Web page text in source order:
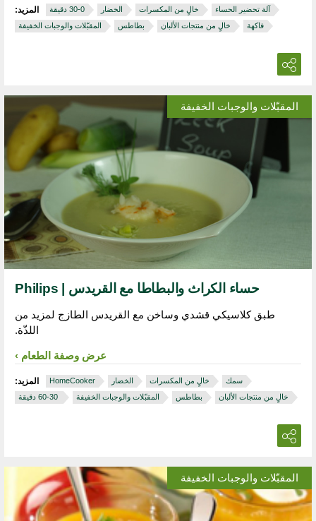
المزيد: الخضار خالٍ من المكسرات
آلة تحضير الحساء
المقبّلات والوجبات الخفيفة
بطاطس خالٍ من منتجات الألبان فاكهة
المقبّلات والوجبات الخفيفة
حساء الكراث والبطاطا مع القريدس | Philips
طبق كلاسيكي قشدي وساخن مع القريدس الطازج لمزيد من
اللذّة.
عرض وصفة الطعام
المزيد: HomeCooker الخضار خالٍ من المكسرات
سمك
‏ 30‏-60 دقيقة
المقبّلات والوجبات الخفيفة بطاطس خالٍ من منتجات الألبان
المقبّلات والوجبات الخفيفة